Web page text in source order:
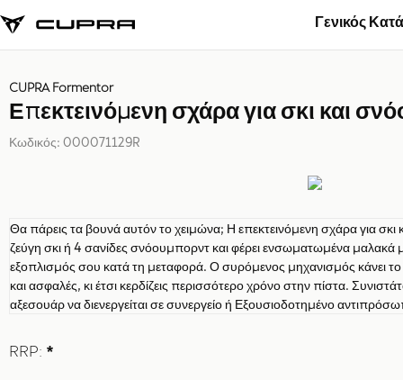
Γενικός
CUPRA Formentor
Επεκτεινόμενη σχάρα για σκι και
Κωδικός: 000071129R
Θα πάρεις τα βουνά αυτόν το χειμώνα; Η επεκτεινόμενη σχάρα για σκι
ζεύγη σκι ή 4 σανίδες σνόουμπορντ και φέρει ενσωματωμένα μαλακά
εξοπλισμός σου κατά τη μεταφορά. Ο συρόμενος μηχανισμός κάνει
και ασφαλές, κι έτσι κερδίζεις περισσότερο χρόνο στην πίστα.
αξεσουάρ να διενεργείται σε συνεργείο ή Εξουσιοδοτημένο
RRP: *